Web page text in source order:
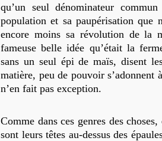
qu’un seul dénominateur
population et sa paupérisation que
encore moins sa révolution de la
fameuse belle idée qu’était la
sans un seul épi de maïs, disent
matière, peu de pouvoir s’adonnent
n’en fait pas exception.
Comme dans ces genres des
sont leurs têtes au-dessus des